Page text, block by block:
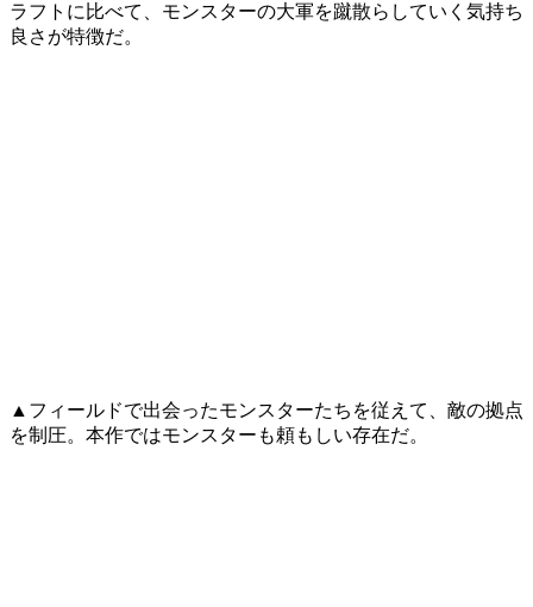
ラフトに比べて、モンスターの大軍を蹴散らしていく気持ち
良さが特徴だ。
▲フィールドで出会ったモンスターたちを従えて、敵の拠点
を制圧。本作ではモンスターも頼もしい存在だ。